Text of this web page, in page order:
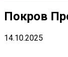
Покров
14.10.2025